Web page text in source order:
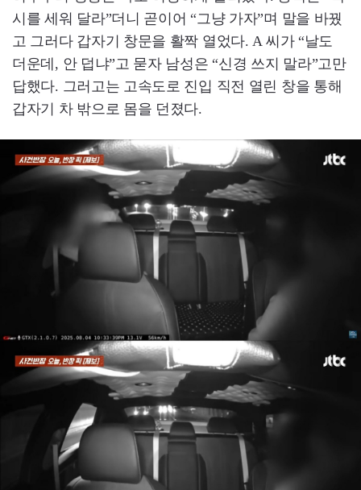
시를 세워 달라”더니 곧이어 “그냥 가자”며 말을 바꿨
고 그러다 갑자기 창문을 활짝 열었다. A 씨가 “날도
더운데, 안 덥냐”고 묻자 남성은 “신경 쓰지 말라”고만
답했다. 그러고는 고속도로 진입 직전 열린 창을 통해
갑자기 차 밖으로 몸을 던졌다.